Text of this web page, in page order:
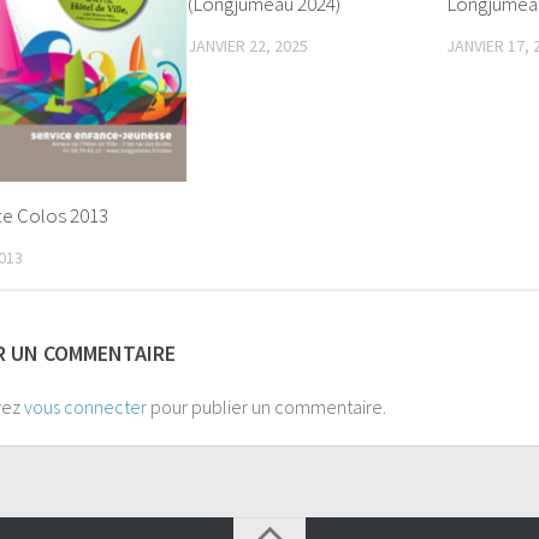
Colos 2013
JANVIER 22, 2025 JANVIER 17,
UN COMMENTAIRE
vous connecter pour publier un commentaire.